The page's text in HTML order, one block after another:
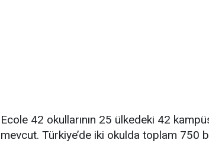
Ecole 42 okullarının 25 ülkedeki 42
mevcut. Türkiye’de iki okulda toplam 750